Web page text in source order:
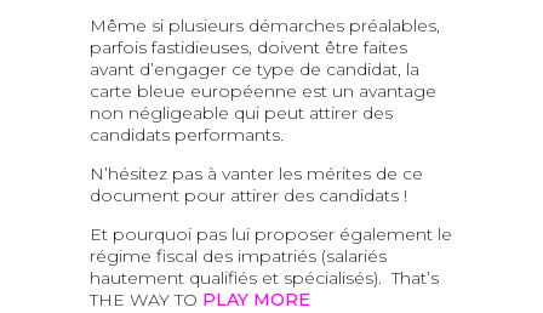
Même si plusieurs démarches préalables,
parfois fastidieuses, doivent être faites
avant d’engager ce type de candidat, la
carte bleue européenne est un avantage
non négligeable qui peut attirer des
candidats performants.
N’hésitez pas à vanter les mérites de ce
document pour attirer des candidats !
Et pourquoi pas lui proposer également le
régime fiscal des impatriés (salariés
hautement qualifiés et spécialisés). That’s
THE WAY TO PLAY MORE